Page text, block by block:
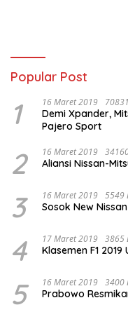
Popular Post
1 16 Maret 2019
Demi Xpander,
Pajero Sport
2 16 Maret 2019
Aliansi Nissan-
3 16 Maret 2019 5549
Sosok New
4 17 Maret 2019 3865
Klasemen F1
5 16 Maret 2019 3400
Prabowo